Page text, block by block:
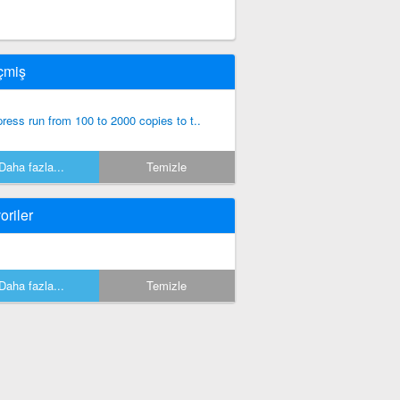
run from 100 to 2000 copies to t..
Daha fazla... Temizle
Daha fazla... Temizle